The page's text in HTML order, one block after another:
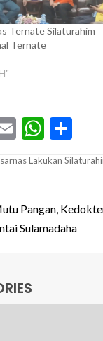
Ternate Silaturahim
Ternate
Email
Lakukan
Pangan,
Sulamadaha